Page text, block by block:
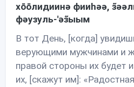
хōōлидиинə фииhəə,
фəузуль-'əз̃ыым
В тот День, [когда]
верующими мужчинами и
правой стороны их будет
их, [скажут им]: